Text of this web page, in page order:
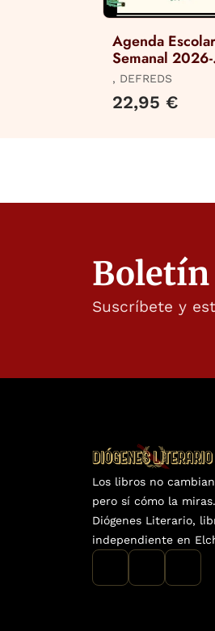
Agenda Escolar
Semanal 2026-
2027 Defreds
, DEFREDS
22,95 €
Boletín
Suscríbete y
Los libros no
pero sí cómo la
Diógenes Literario,
independiente en